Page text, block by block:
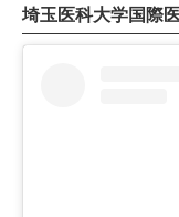
埼玉医科大学国際